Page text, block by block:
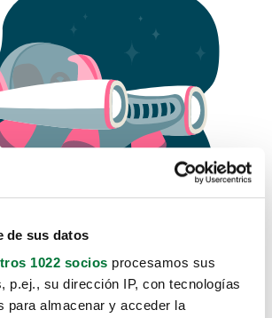
de sus datos
1022 socios procesamos sus
p.ej., su dirección IP, con tecnologías
para almacenar y acceder la